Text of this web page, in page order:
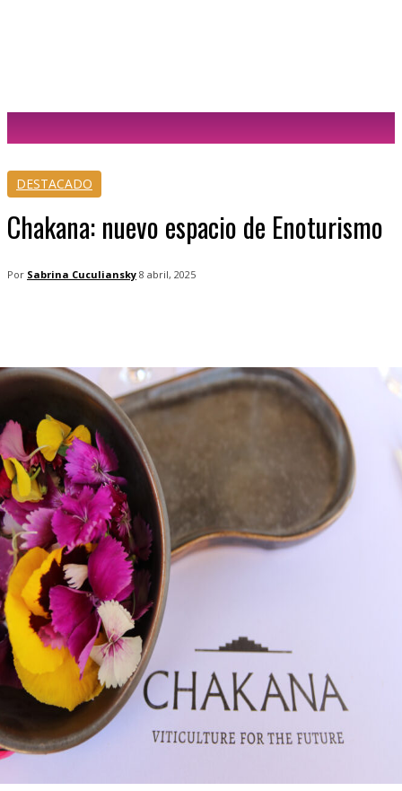
Sabrina Cuculiansky
DESTACADO
Chakana: nuevo espacio de Enoturismo
Por Sabrina Cuculiansky 8 abril, 2025